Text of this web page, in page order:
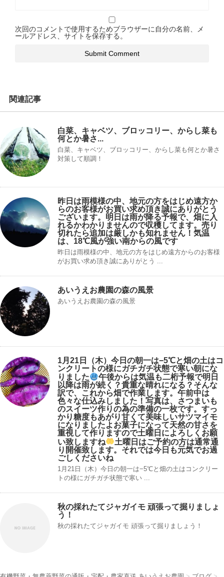
次回のコメントで使用するためブラウザーに自分の名前、メ
ールアドレス、サイトを保存する。
関連記事
白菜、キャベツ、ブロッコリー、からし菜も
何とか暑さ...
白菜、キャベツ、ブロッコリー、からし菜も何とか暑さ
対策して順調！
昨日は雨模様の中、地元の方をはじめ遠方か
らのお客様がお買い求め頂き誠にありがとう
ございます。明日は雨が降る予報で、畑に入
れるかわかりませんので収穫してます。売り
切れたら追加は厳しかも知れません！気温
は、18℃風が強い南からの風です
昨日は雨模様の中、地元の方をはじめ遠方からのお客様
がお買い求め頂き誠にありがとう ...
あいうえお農園の森の風景
あいうえお農園の森の風景
1月21日（木）今日の朝一は−5℃と畑の土はコ
ンクリートの様にガチガチ状態で寒い朝にな
りました
午後からは気温も二桁予報で明日
以降は雨が続く？貴重な晴れになる？そんな
訳で、これから畑で作業します。午前中は
色々な仕込みしました！写真は、さつまいも
のスイーツ作りの為の準備の一枚です。すっ
かり糖度もあがり甘くて美味しいサツマイモ
になりましたよお菓子になって天然の甘さを
重視して作りますので土曜日によろしくお願
い致しますね
土曜日はご予約の方は通常通
り開催致します。それでは今日も元気でお過
ごしくださいね
1月21日（木）今日の朝一は−5℃と畑の土はコンクリー
トの様にガチガチ状態で寒い ...
秋の採れたてジャガイモ 頑張って掘りましょ
う！
秋の採れたてジャガイモ 頑張って掘りましょう！